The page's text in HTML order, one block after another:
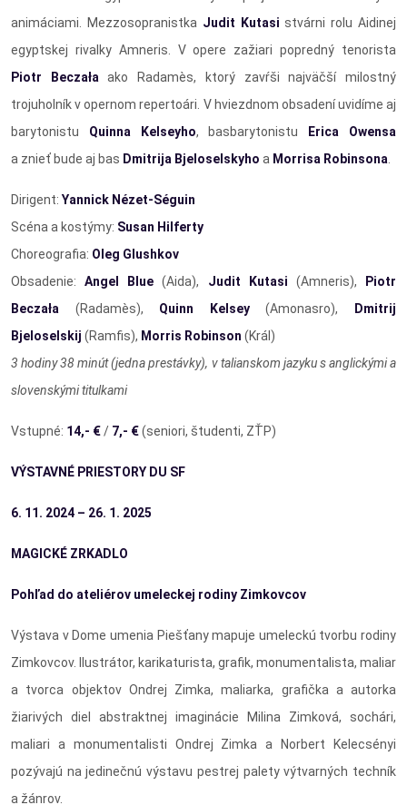
animáciami. Mezzosopranistka Judit Kutasi stvárni rolu Aidinej
egyptskej rivalky Amneris. V opere zažiari popredný tenorista
Piotr Beczała ako Radamès, ktorý zavŕši najväčší milostný
trojuholník v opernom repertoári. V hviezdnom obsadení uvidíme aj
barytonistu Quinna Kelseyho, basbarytonistu
Erica Owensa
a znieť bude aj bas Dmitrija Bjeloselskyho a Morrisa Robinsona
Dirigent: Yannick Nézet-Séguin
Scéna a kostýmy: Susan Hilferty
Choreografia: Oleg Glushkov
Obsadenie:Angel Blue (Aida), Judit Kutasi (Amneris),
Piotr
Beczała (Radamès), Quinn Kelsey(Amonasro),
Dmitrij
Bjeloselskij (Ramfis), Morris Robinson (Král)
3 hodiny 38 minút (jedna prestávky), v talianskom jazyku s anglickými a
slovenskými titulkami
Vstupné: 14,- €/ 7,- €(seniori, študenti, ZŤP)
VÝSTAVNÉ PRIESTORY DU SF
6. 11. 2024 – 26. 1. 2025
MAGICKÉ ZRKADLO
Pohľad do ateliérov umeleckej rodiny Zimkovcov
Výstava v Dome umenia Piešťany mapuje umeleckú tvorbu rodiny
Zimkovcov. Ilustrátor, karikaturista, grafik, monumentalista, maliar
a tvorca objektov Ondrej Zimka, maliarka, grafička a autorka
žiarivých diel abstraktnej imaginácie Milina Zimková, sochári,
maliari a monumentalisti Ondrej Zimka a Norbert Kelecsényi
pozývajú na jedinečnú výstavu pestrej palety výtvarných techník
a žánrov.